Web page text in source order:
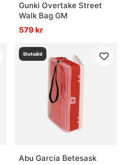
Gunki Overtake Street
Walk Bag GM
579 kr
Slutsåld
Abu Garcia Betesask